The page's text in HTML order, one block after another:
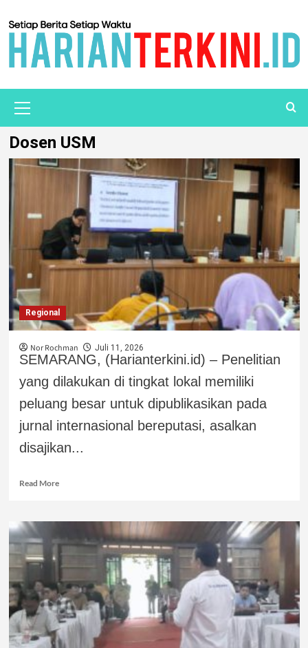
Dosen USM
Regional
Nor Rochman Juli 11, 2026
SEMARANG, (Harianterkini.id) – Penelitian
yang dilakukan di tingkat lokal memiliki
peluang besar untuk dipublikasikan pada
jurnal internasional bereputasi, asalkan
disajikan...
Read More